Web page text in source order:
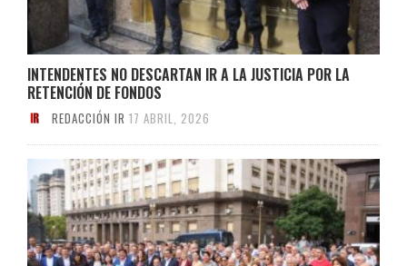
INTENDENTES NO DESCARTAN IR A LA JUSTICIA POR LA
RETENCIÓN DE FONDOS
REDACCIÓN IR 17 ABRIL, 2026